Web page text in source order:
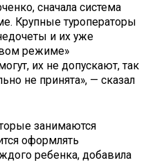
сначала система
Крупные туроператоры
и их уже
режиме»
их не допускают, так
не принята», — сказал
занимаются
оформлять
ребенка, добавила